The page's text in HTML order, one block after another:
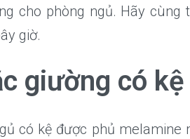
cho phòng ngủ. Hãy
giờ.
giường có kệ
có kệ được phủ